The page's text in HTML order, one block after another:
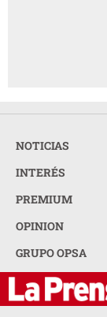
NOTICIAS
INTERÉS
PREMIUM
OPINION
GRUPO OPSA